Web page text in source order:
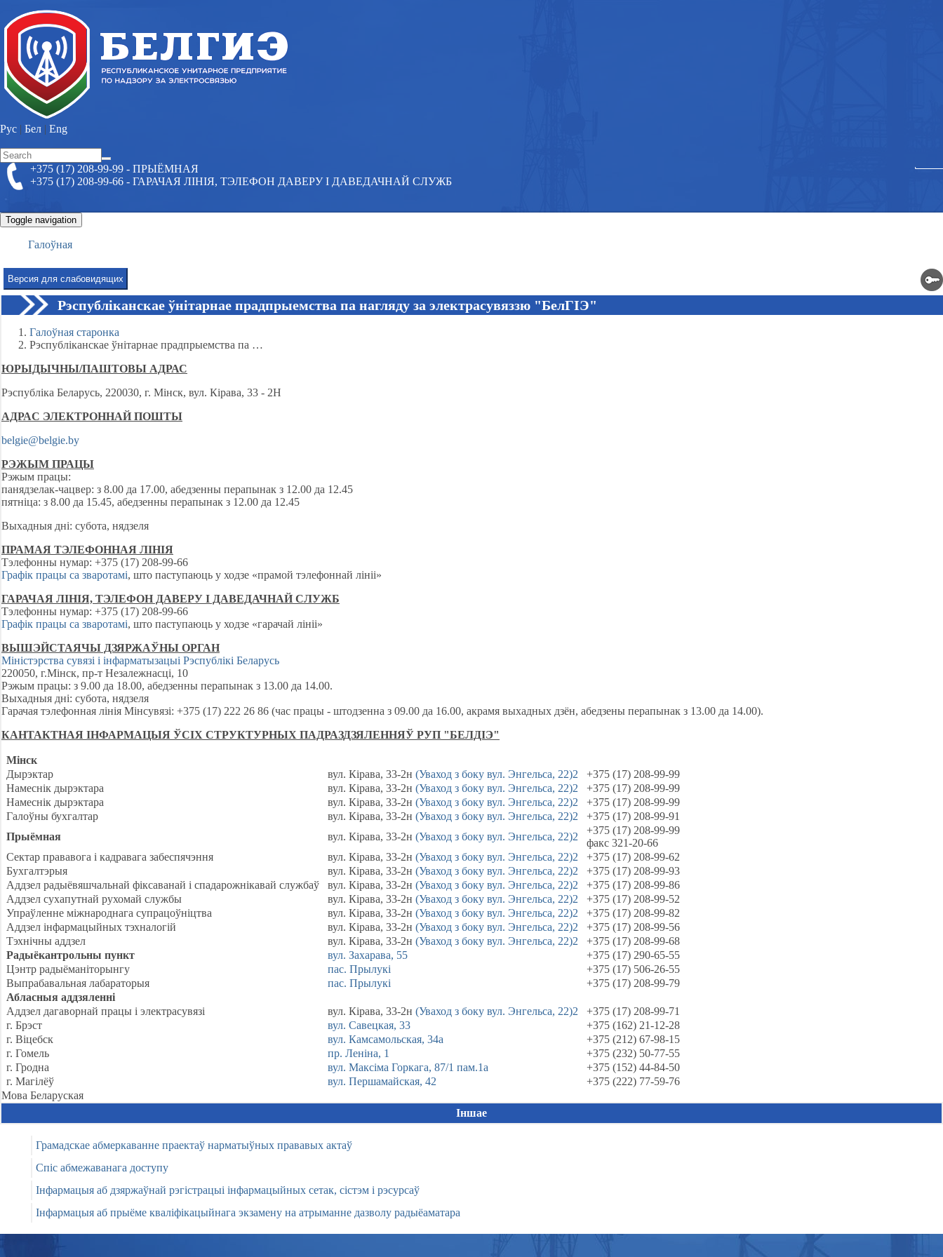
main
content
Рус | Бел | Eng
Search
form
Search
+375 (17) 208-99-99 - ПРЫЁМНАЯ
+375 (17) 208-99-66 - ГАРАЧАЯ ЛІНІЯ, ТЭЛЕФОН ДАВЕРУ І ДАВЕДАЧНАЙ СЛУЖБ
Toggle navigation
Галоўная
Версия для слабовидящих
Рэспублiканскае ўнiтарнае прадпрыемства па нагляду за электрасувяззю "БелГІЭ"
Галоўная старонка
Рэспублiканскае ўнiтарнае прадпрыемства па …
ЮРЫДЫЧНЫ/ПАШТОВЫ АДРАС
Рэспубліка Беларусь, 220030, г. Мінск, вул. Кірава, 33 - 2Н
АДРАC ЭЛЕКТРОННАЙ ПОШТЫ
belgie@belgie.by
РЭЖЫМ ПРАЦЫ
Рэжым працы:
панядзелак-чацвер: з 8.00 да 17.00, абедзенны перапынак з 12.00 да 12.45
пятніца: з 8.00 да 15.45, абедзенны перапынак з 12.00 да 12.45
Выхадныя дні: субота, нядзеля
ПРАМАЯ ТЭЛЕФОННАЯ ЛІНІЯ
Тэлефонны нумар: +375 (17) 208-99-66
Графік працы са зваротамі, што паступаюць у ходзе «прамой тэлефоннай лініі»
ГАРАЧАЯ ЛІНІЯ, ТЭЛЕФОН ДАВЕРУ І ДАВЕДАЧНАЙ СЛУЖБ
Тэлефонны нумар: +375 (17) 208-99-66
Графік працы са зваротамі, што паступаюць у ходзе «гарачай лініі»
ВЫШЭЙСТАЯЧЫ ДЗЯРЖАЎНЫ ОРГАН
Міністэрства сувязі і інфарматызацыі Рэспублікі Беларусь
220050, г.Мінск, пр-т Незалежнасці, 10
Рэжым працы: з 9.00 да 18.00, абедзенны перапынак з 13.00 да 14.00.
Выхадныя дні: субота, нядзеля
Гарачая тэлефонная лінія Мінсувязі: +375 (17) 222 26 86 (час працы - штодзенна з 09.00 да 16.00, акрамя выхадных дзён, абедзены перапынак з 13.00 да 14.00).
КАНТАКТНАЯ ІНФАРМАЦЫЯ ЎСІХ СТРУКТУРНЫХ ПАДРАЗДЗЯЛЕННЯЎ РУП "БЕЛДІЭ"
Мінск
Дырэктар
вул. Кірава, 33-2н (Уваход з боку вул. Энгельса, 22)2
+375 (17) 208-99-99
Намеснік дырэктара
вул. Кірава, 33-2н (Уваход з боку вул. Энгельса, 22)2
+375 (17) 208-99-99
Намеснік дырэктара
вул. Кірава, 33-2н (Уваход з боку вул. Энгельса, 22)2
+375 (17) 208-99-99
Галоўны бухгалтар
вул. Кірава, 33-2н (Уваход з боку вул. Энгельса, 22)2
+375 (17) 208-99-91
Прыёмная
вул. Кірава, 33-2н (Уваход з боку вул. Энгельса, 22)2
+375 (17) 208-99-99
факс 321-20-66
Сектар прававога і кадравага забеспячэння
вул. Кірава, 33-2н (Уваход з боку вул. Энгельса, 22)2
+375 (17) 208-99-62
Бухгалтэрыя
вул. Кірава, 33-2н (Уваход з боку вул. Энгельса, 22)2
+375 (17) 208-99-93
Аддзел радыёвяшчальнай фіксаванай і спадарожнікавай службаў
вул. Кірава, 33-2н (Уваход з боку вул. Энгельса, 22)2
+375 (17) 208-99-86
Аддзел сухапутнай рухомай службы
вул. Кірава, 33-2н (Уваход з боку вул. Энгельса, 22)2
+375 (17) 208-99-52
Упраўленне міжнароднага супрацоўніцтва
вул. Кірава, 33-2н (Уваход з боку вул. Энгельса, 22)2
+375 (17) 208-99-82
Аддзел інфармацыйных тэхналогій
вул. Кірава, 33-2н (Уваход з боку вул. Энгельса, 22)2
+375 (17) 208-99-56
Тэхнічны аддзел
вул. Кірава, 33-2н (Уваход з боку вул. Энгельса, 22)2
+375 (17) 208-99-68
Радыёкантрольны пункт
вул. Захарава, 55
+375 (17) 290-65-55
Цэнтр радыёманіторынгу
пас. Прылукі
+375 (17) 506-26-55
Выпрабавальная лабараторыя
пас. Прылукі
+375 (17) 208-99-79
Абласныя аддзяленні
Аддзел дагаворнай працы і электрасувязі
вул. Кірава, 33-2н (Уваход з боку вул. Энгельса, 22)2
+375 (17) 208-99-71
г. Брэст
вул. Савецкая, 33
+375 (162) 21-12-28
г. Віцебск
вул. Камсамольская, 34а
+375 (212) 67-98-15
г. Гомель
пр. Леніна, 1
+375 (232) 50-77-55
г. Гродна
вул. Максiма Горкага, 87/1 пам.1а
+375 (152) 44-84-50
г. Магілёў
вул. Першамайская, 42
+375 (222) 77-59-76
Мова Беларуская
Іншае
Грамадскае абмеркаванне праектаў нарматыўных прававых актаў
Спіс абмежаванага доступу
Інфармацыя аб дзяржаўнай рэгістрацыі інфармацыйных сетак, сістэм і рэсурсаў
Інфармацыя аб прыёме кваліфікацыйнага экзамену на атрыманне дазволу радыёаматара